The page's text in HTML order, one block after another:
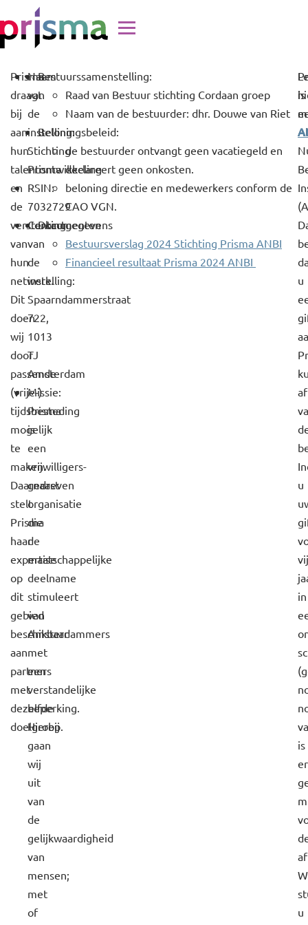
Naam
van
de
instelling:
Stichting
Prisma
RSIN:
7032729
Contactgegevens
van
de
instelling:
Spaarndammerstraat
722,
1013
TJ
Amsterdam
Missie:
Prisma
is
een
vrijwilligers-
gedreven
organisatie
die
de
maatschappelijke
deelname
stimuleert
van
Amsterdammers
met
een
verstandelijke
beperking.
Hierbij
gaan
wij
uit
van
de
gelijkwaardigheid
van
mensen;
met
of
Prisma
draagt
bij
aan
hun
talentontwikkeling
en
de
versterking
van
hun
netwerk.
Dit
doen
wij
door
passende
(vrije-)
tijdsbesteding
mogelijk
te
maken.
Daarnaast
stelt
Prisma
haar
expertise
op
dit
gebied
beschikbaar
aan
partners
met
dezelfde
doelgroep.
Bestuurssamenstelling:
Raad van Bestuur stichting Cordaan groep
Naam van de bestuurder: dhr. Douwe van Riet
Beloningsbeleid:
de bestuurder ontvangt geen vacatiegeld en
declareert geen onkosten.
beloning directie en medewerkers conform de
CAO VGN.
Documenten
Bestuursverslag 2024 Stichting Prisma ANBI
Financieel resultaat Prisma 2024 ANBI
is
u
u
in
is
er
u